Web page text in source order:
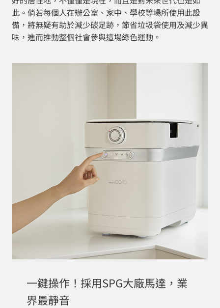
此。倘若每個人在辦公室、家中、學校等場所使用此設
備，將無疑有助於減少碳足跡，節省垃圾袋使用及減少異
味，進而推動整個社會參與這場綠色運動。
一鍵操作！採用SPG大廠馬達，業
界最靜音